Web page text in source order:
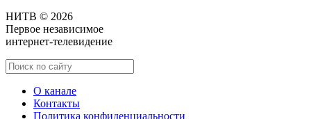
НИТВ © 2026
Первое независимое
интернет-телевидение
О канале
Контакты
Политика конфиденциальности